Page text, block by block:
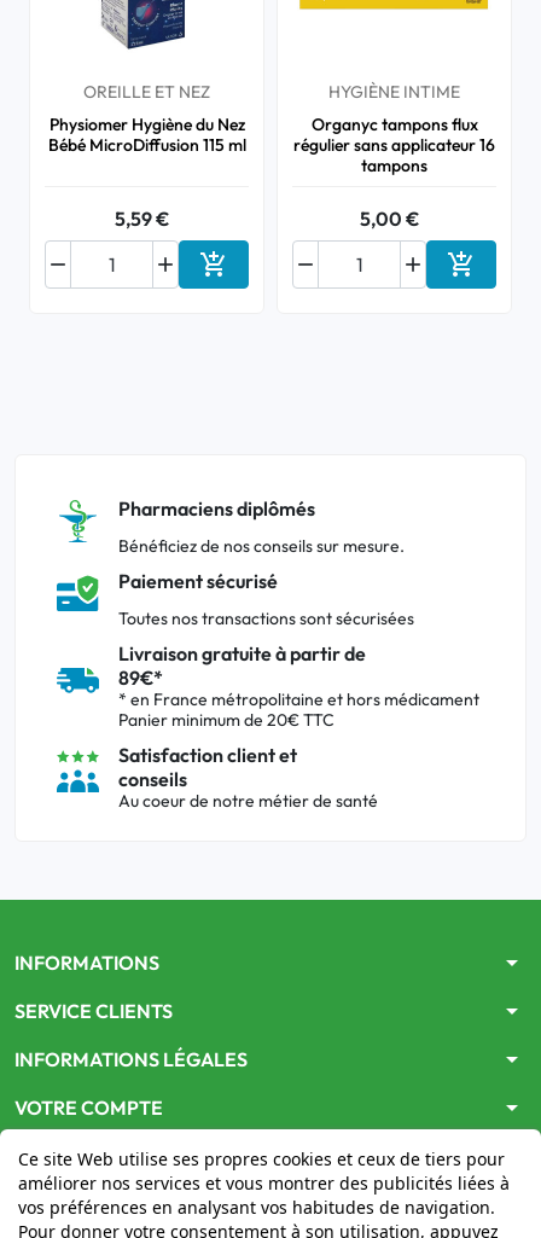
OREILLE ET NEZ
Physiomer Hygiène du Nez
Bébé MicroDiffusion 115 ml
5,59 €

 Ajouter au panier
HYGIÈNE INTIME
Organyc tampons flux
régulier sans applicateur 16
tampons
5,00 €

 Ajouter
Pharmaciens diplômés
Bénéficiez de nos conseils sur mesure.
Paiement sécurisé
Toutes nos transactions sont sécurisées
Livraison gratuite à partir de
89€*
* en France métropolitaine et hors médicament
Panier minimum de 20€ TTC
Satisfaction client et
conseils
Au coeur de notre métier de santé
INFORMATIONS arrow_drop_down
SERVICE CLIENTS arrow_drop_down
INFORMATIONS LÉGALES arrow_drop_down
VOTRE COMPTE arrow_drop_down
Ce site Web utilise ses propres cookies et ceux de tiers pour
améliorer nos services et vous montrer des publicités liées à
vos préférences en analysant vos habitudes de navigation.
Pour donner votre consentement à son utilisation, appuyez